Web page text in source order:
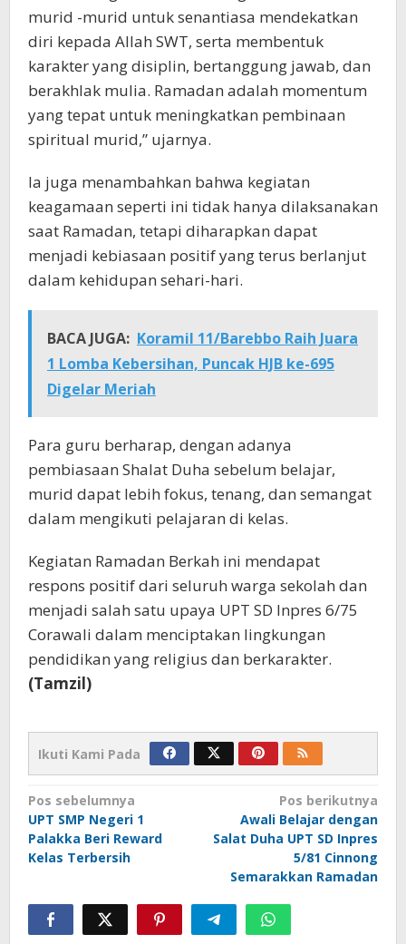
murid -murid untuk senantiasa mendekatkan
diri kepada Allah SWT, serta membentuk
karakter yang disiplin, bertanggung jawab, dan
berakhlak mulia. Ramadan adalah momentum
yang tepat untuk meningkatkan pembinaan
spiritual murid,” ujarnya.
Ia juga menambahkan bahwa kegiatan
keagamaan seperti ini tidak hanya dilaksanakan
saat Ramadan, tetapi diharapkan dapat
menjadi kebiasaan positif yang terus berlanjut
dalam kehidupan sehari-hari.
BACA JUGA: Koramil 11/Barebbo Raih Juara
1 Lomba Kebersihan, Puncak HJB ke-695
Digelar Meriah
Para guru berharap, dengan adanya
pembiasaan Shalat Duha sebelum belajar,
murid dapat lebih fokus, tenang, dan semangat
dalam mengikuti pelajaran di kelas.
Kegiatan Ramadan Berkah ini mendapat
respons positif dari seluruh warga sekolah dan
menjadi salah satu upaya UPT SD Inpres 6/75
Corawali dalam menciptakan lingkungan
pendidikan yang religius dan berkarakter.
(Tamzil)
Ikuti Kami Pada
Navigasi
pos
Pos sebelumnya
UPT SMP Negeri 1
Palakka Beri Reward
Kelas Terbersih
Pos berikutnya
Awali Belajar dengan
Salat Duha UPT SD Inpres
5/81 Cinnong
Semarakkan Ramadan